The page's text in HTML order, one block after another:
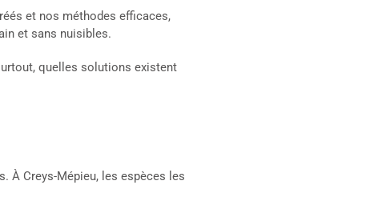
et nos méthodes efficaces,
et sans nuisibles.
quelles solutions existent
À Creys-Mépieu, les espèces les